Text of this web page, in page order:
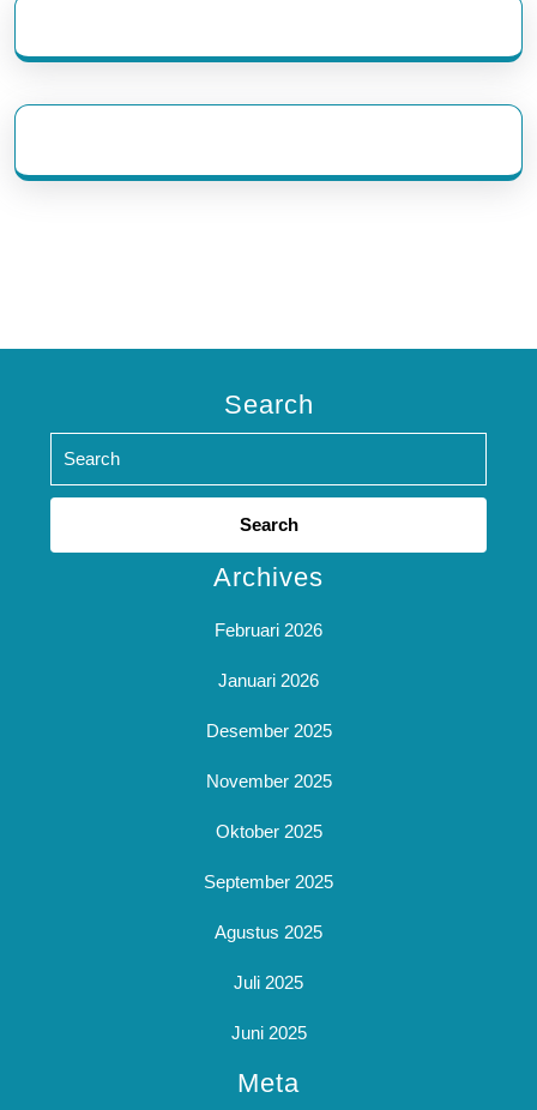
Search
Search
Archives
Februari 2026
Januari 2026
Desember 2025
November 2025
Oktober 2025
September 2025
Agustus 2025
Juli 2025
Juni 2025
Meta